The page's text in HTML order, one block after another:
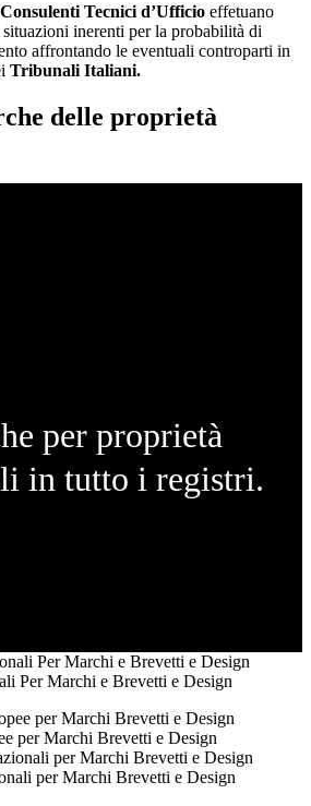
Consulenti Tecnici d’Ufficio effetuano
inerenti per la probabilità di
affrontando le eventuali controparti in
Tribunali Italiani.
delle proprietà
per proprietà
in tutto i registri.
Per Marchi e Brevetti e Design
per Marchi Brevetti e Design
per Marchi Brevetti e Design